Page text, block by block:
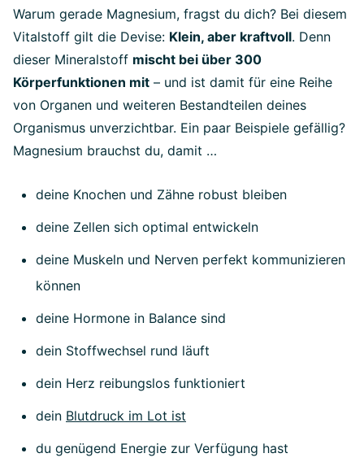
Warum gerade Magnesium, fragst du dich? Bei diesem
Vitalstoff gilt die Devise: Klein, aber kraftvoll. Denn
dieser Mineralstoff mischt bei über 300
Körperfunktionen mit – und ist damit für eine Reihe
von Organen und weiteren Bestandteilen deines
Organismus unverzichtbar. Ein paar Beispiele gefällig?
Magnesium brauchst du, damit …
deine Knochen und Zähne robust bleiben
deine Zellen sich optimal entwickeln
deine Muskeln und Nerven perfekt kommunizieren
können
deine Hormone in Balance sind
dein Stoffwechsel rund läuft
dein Herz reibungslos funktioniert
dein Blutdruck im Lot ist
du genügend Energie zur Verfügung hast